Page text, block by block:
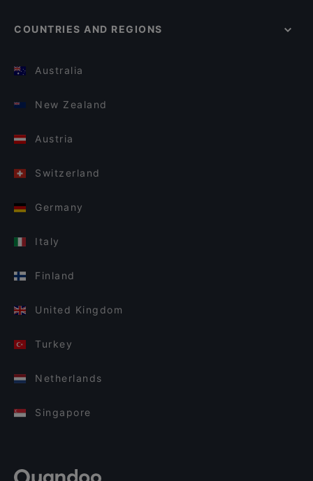
COUNTRIES AND REGIONS
Australia
New Zealand
Austria
Switzerland
Germany
Italy
Finland
United Kingdom
Turkey
Netherlands
Singapore